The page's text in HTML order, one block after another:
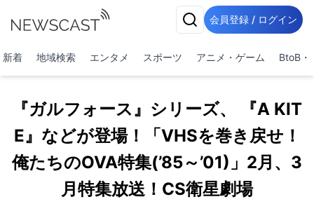
会員登録 / ログイン
新着 地域検索 エンタメ スポーツ アニメ・ゲーム BtoB・
『ガルフォース』シリーズ、 『A KIT
E』などが登場！「VHSを巻き戻せ！
俺たちのOVA特集(’85～’01)」2月、3
月特集放送！CS衛星劇場